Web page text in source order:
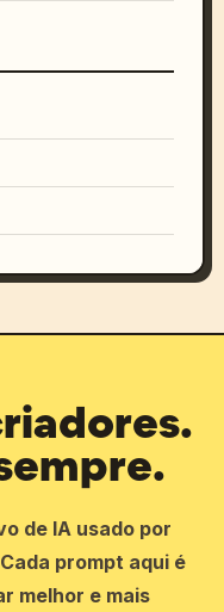
de IA usado por
prompt aqui é
melhor e mais